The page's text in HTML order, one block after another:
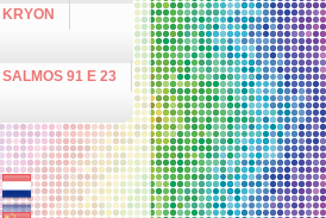
KRYON
SALMOS 91 E 23